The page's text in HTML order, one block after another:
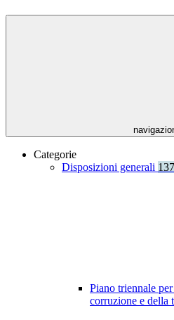
Categorie
Disposizioni generali 137
Piano triennale
corruzione e della